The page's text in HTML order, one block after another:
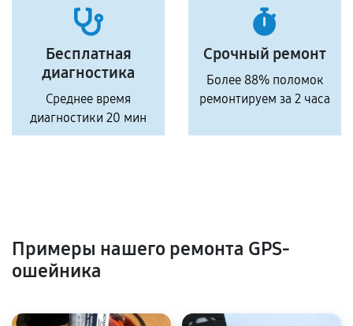
Бесплатная
диагностика
Среднее время
диагностики 20 мин
Срочный ремонт
Более 88% поломок
ремонтируем за 2 часа
Примеры нашего ремонта GPS-
ошейника